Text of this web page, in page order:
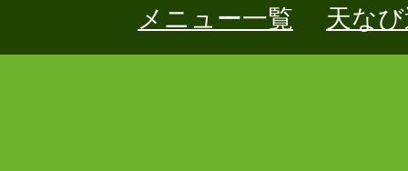
メニュー一覧
天な